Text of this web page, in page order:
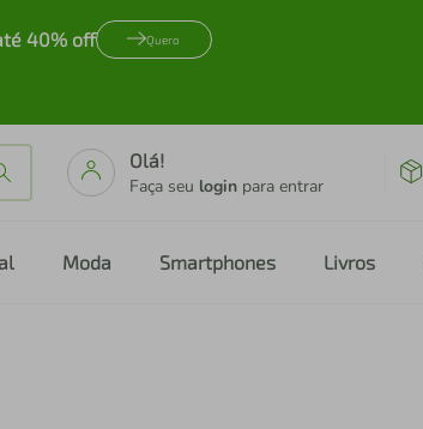
40% off Quero
Olá!
Faça seu login para entrar
Moda Smartphones Livros